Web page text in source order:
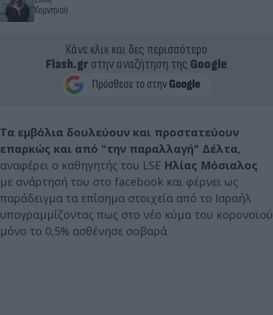
Κομνηνού
Κάνε κλικ και δες περισσότερο
Flash.grστην αναζήτηση της Google
Τα εμβόλια δουλεύουν και προστατεύουν
επαρκώς και από "την παραλλαγή" Δέλτα,
αναφέρει ο καθηγητής του LSE Ηλίας Μόσιαλος
με ανάρτησή του στο facebook και φέρνει ως
παράδειγμα τα επίσημα στοιχεία από το Ισραήλ
υπογραμμίζοντας πως στο νέο κύμα του κορονοϊού
μόνο το 0,5% ασθένησε σοβαρά.